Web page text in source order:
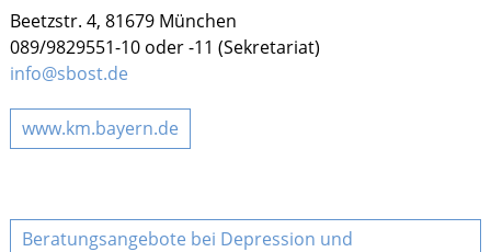
Beetzstr. 4, 81679 München
089/9829551-10 oder -11 (Sekretariat)
info@sbost.de
www.km.bayern.de
Beratungsangebote bei Depression und